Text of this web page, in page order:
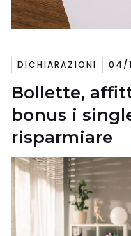
DICHIARAZIONI 04/
Bollette,
bonus i
risparmiare